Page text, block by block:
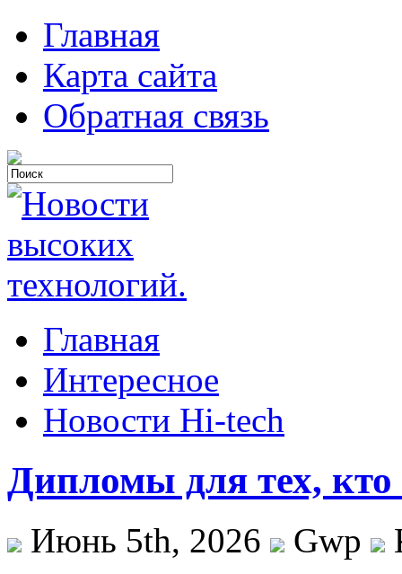
Главная
Карта сайта
Обратная связь
Главная
Интересное
Новости Hi-tech
Дипломы для тех,
Июнь 5th, 2026 Gwp